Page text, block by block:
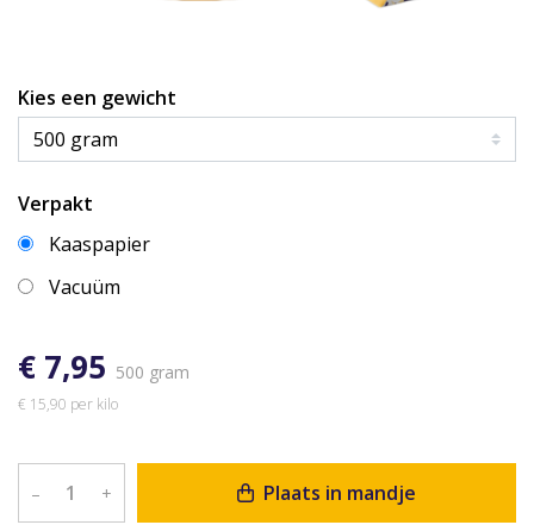
Kies een gewicht
Verpakt
Kaaspapier
Vacuüm
€ 7,95 500 gram
€ 15,90 per kilo
– + Plaats in mandje